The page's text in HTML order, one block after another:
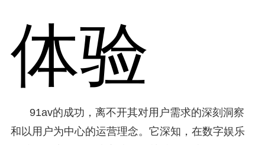
体验
91av的成功，离不开其对用户需求的深刻洞察
和以用户为中心的运营理念。它深知，在数字娱乐